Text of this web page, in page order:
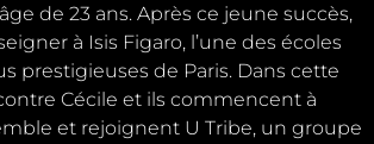
de 23 ans. Après ce jeune succès,
à Isis Figaro, l’une des écoles
prestigieuses de Paris. Dans cette
Cécile et ils commencent à
et rejoignent U Tribe, un groupe